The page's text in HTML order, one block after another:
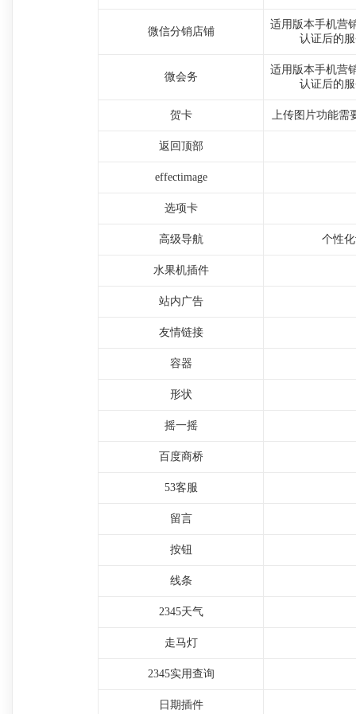
微信分销店铺
适用版本手机营
认证后的
微会务
适用版本手机营
认证后的
贺卡 上传图片功能需
返回顶部
effectimage
选项卡
高级导航 个性
水果机插件
站内广告
友情链接
容器
形状
摇一摇
百度商桥
53客服
留言
按钮
线条
2345天气
走马灯
2345实用查询
日期插件